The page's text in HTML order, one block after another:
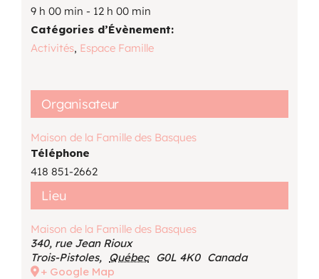
9 h 00 min - 12 h 00 min
Catégories d’Évènement:
Activités, Espace Famille
Lieu
Maison de la Famille des Basques
340, rue Jean Rioux
Trois-Pistoles, Québec G0L 4K0 Canada
+ Google Map
Organisateur
Maison de la Famille des Basques
Téléphone
418 851-2662